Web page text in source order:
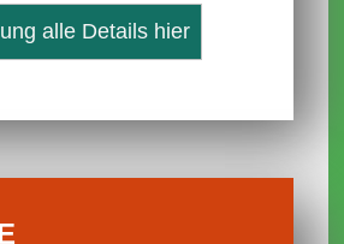
alle Details hier